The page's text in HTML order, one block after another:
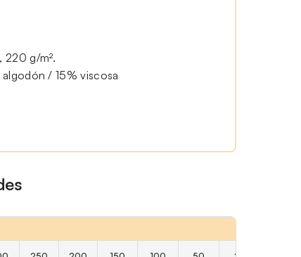
220 g/m².
/ 15% viscosa